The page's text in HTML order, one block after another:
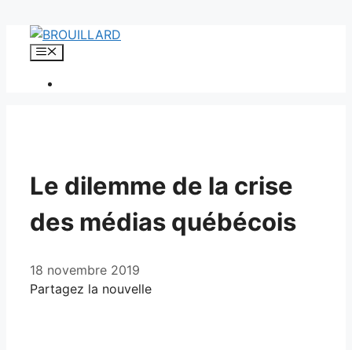
Aller
Menu
Le dilemme de la crise
des médias québécois
18 novembre 2019
Partagez la nouvelle